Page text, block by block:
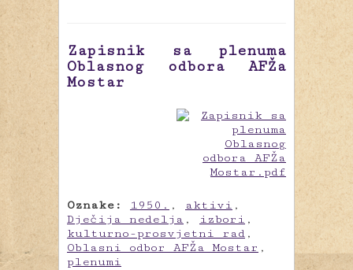
Zapisnik sa plenuma
Oblasnog odbora AFŽa
Mostar
Oznake: 1950. , aktivi ,
Dječija nedelja , izbori ,
kulturno-prosvjetni rad ,
Oblasni odbor AFŽa Mostar ,
plenumi